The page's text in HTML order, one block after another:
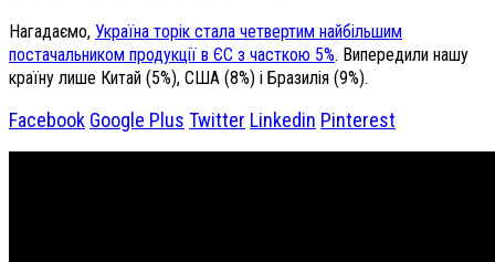
Нагадаємо, Україна торік стала четвертим найбільшим
постачальником продукції в ЄС з часткою 5%. Випередили нашу
країну лише Китай (5%), США (8%) і Бразилія (9%).
Facebook Google Plus Twitter Linkedin Pinterest